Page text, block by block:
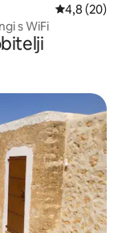
Prosječna
4,8 (20)
s WiFi
gosti”